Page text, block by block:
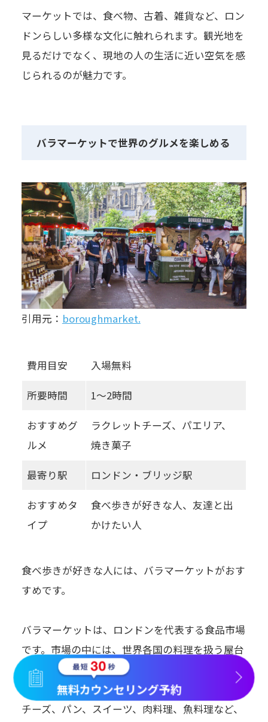
マーケットでは、食べ物、古着、雑貨など、ロン
ドンらしい多様な文化に触れられます。観光地を
見るだけでなく、現地の人の生活に近い空気を感
じられるのが魅力です。
バラマーケットで世界のグルメを楽しめる
引用元： boroughmarket.
費用目安 入場無料
所要時間 1〜2時間
おすすめグ
ルメ
ラクレットチーズ、パエリア、
焼き菓子
最寄り駅 ロンドン・ブリッジ駅
おすすめタ
イプ
食べ歩きが好きな人、友達と出
かけたい人
食べ歩きが好きな人には、バラマーケットがおす
すめです。
バラマーケットは、ロンドンを代表する食品市場
です。市場の中には、世界各国の料理を扱う屋台
やお店が並んでいます。
チーズ、パン、スイーツ、肉料理、魚料理など、
無料カウンセリング予約